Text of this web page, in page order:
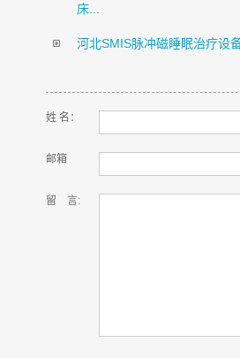
床...
河北SMIS脉冲磁睡眠治疗设
姓 名：
邮箱
留 言: